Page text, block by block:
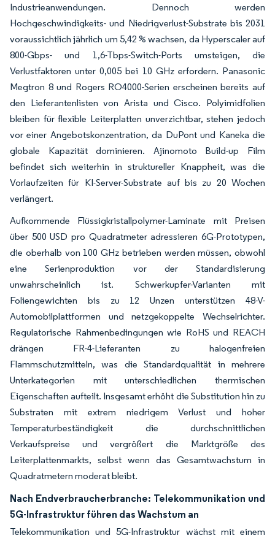
Industrieanwendungen. Dennoch werden
Hochgeschwindigkeits- und Niedrigverlust-Substrate bis 2031
voraussichtlich jährlich um 5,42 % wachsen, da Hyperscaler auf
800-Gbps- und 1,6-Tbps-Switch-Ports umsteigen, die
Verlustfaktoren unter 0,005 bei 10 GHz erfordern. Panasonic
Megtron 8 und Rogers RO4000-Serien erscheinen bereits auf
den Lieferantenlisten von Arista und Cisco. Polyimidfolien
bleiben für flexible Leiterplatten unverzichtbar, stehen jedoch
vor einer Angebotskonzentration, da DuPont und Kaneka die
globale Kapazität dominieren. Ajinomoto Build-up Film
befindet sich weiterhin in struktureller Knappheit, was die
Vorlaufzeiten für KI-Server-Substrate auf bis zu 20 Wochen
verlängert.
Aufkommende Flüssigkristallpolymer-Laminate mit Preisen
über 500 USD pro Quadratmeter adressieren 6G-Prototypen,
die oberhalb von 100 GHz betrieben werden müssen, obwohl
eine Serienproduktion vor der Standardisierung
unwahrscheinlich ist. Schwerkupfer-Varianten mit
Foliengewichten bis zu 12 Unzen unterstützen 48-V-
Automobilplattformen und netzgekoppelte Wechselrichter.
Regulatorische Rahmenbedingungen wie RoHS und REACH
drängen FR-4-Lieferanten zu halogenfreien
Flammschutzmitteln, was die Standardqualität in mehrere
Unterkategorien mit unterschiedlichen thermischen
Eigenschaften aufteilt. Insgesamt erhöht die Substitution hin zu
Substraten mit extrem niedrigem Verlust und hoher
Temperaturbeständigkeit die durchschnittlichen
Verkaufspreise und vergrößert die Marktgröße des
Leiterplattenmarkts, selbst wenn das Gesamtwachstum in
Quadratmetern moderat bleibt.
Nach Endverbraucherbranche: Telekommunikation und
5G-Infrastruktur führen das Wachstum an
Telekommunikation und 5G-Infrastruktur wächst mit einem